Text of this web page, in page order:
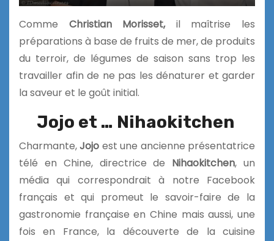
Comme Christian Morisset, il maîtrise les
préparations à base de fruits de mer, de produits
du terroir, de légumes de saison sans trop les
travailler afin de ne pas les dénaturer et garder
la saveur et le goût initial.
Jojo et … Nihaokitchen
Charmante,Jojo est une ancienne présentatrice
télé en Chine, directrice de Nihaokitchen, un
média qui correspondrait à notre Facebook
français et qui promeut le savoir-faire de la
gastronomie française en Chine mais aussi, une
fois en France, la découverte de la cuisine